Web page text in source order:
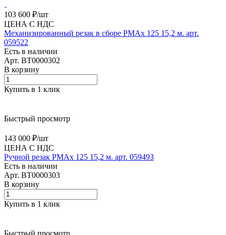
103 600 ₽/шт
ЦЕНА С НДС
Механизированный резак в сборе PMAx 125 15,2 м. арт.
059522
Есть в наличии
Арт. BT0000302
В корзину
Купить в 1 клик
Быстрый просмотр
143 000 ₽/шт
ЦЕНА С НДС
Ручной резак PMAx 125 15,2 м. арт. 059493
Есть в наличии
Арт. BT0000303
В корзину
Купить в 1 клик